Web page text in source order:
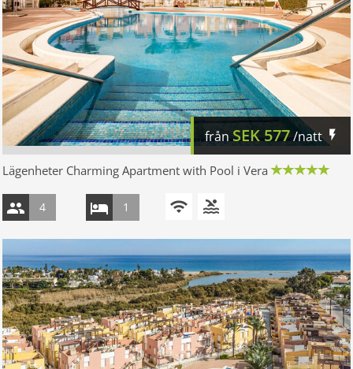
frånSEK577/natt
Lägenheter Charming Apartment with Pool i Vera
4 1